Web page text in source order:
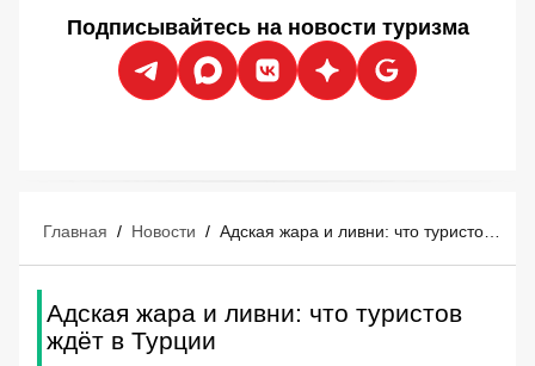
Подписывайтесь на новости туризма
Главная / Новости /
Адская жара и ливни: что туристов
ждёт в Турции